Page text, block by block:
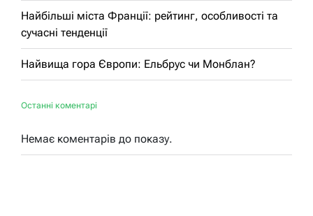
Найбільші міста Франції: рейтинг, особливості та
сучасні тенденції
Найвища гора Європи: Ельбрус чи Монблан?
Останні коментарі
Немає коментарів до показу.